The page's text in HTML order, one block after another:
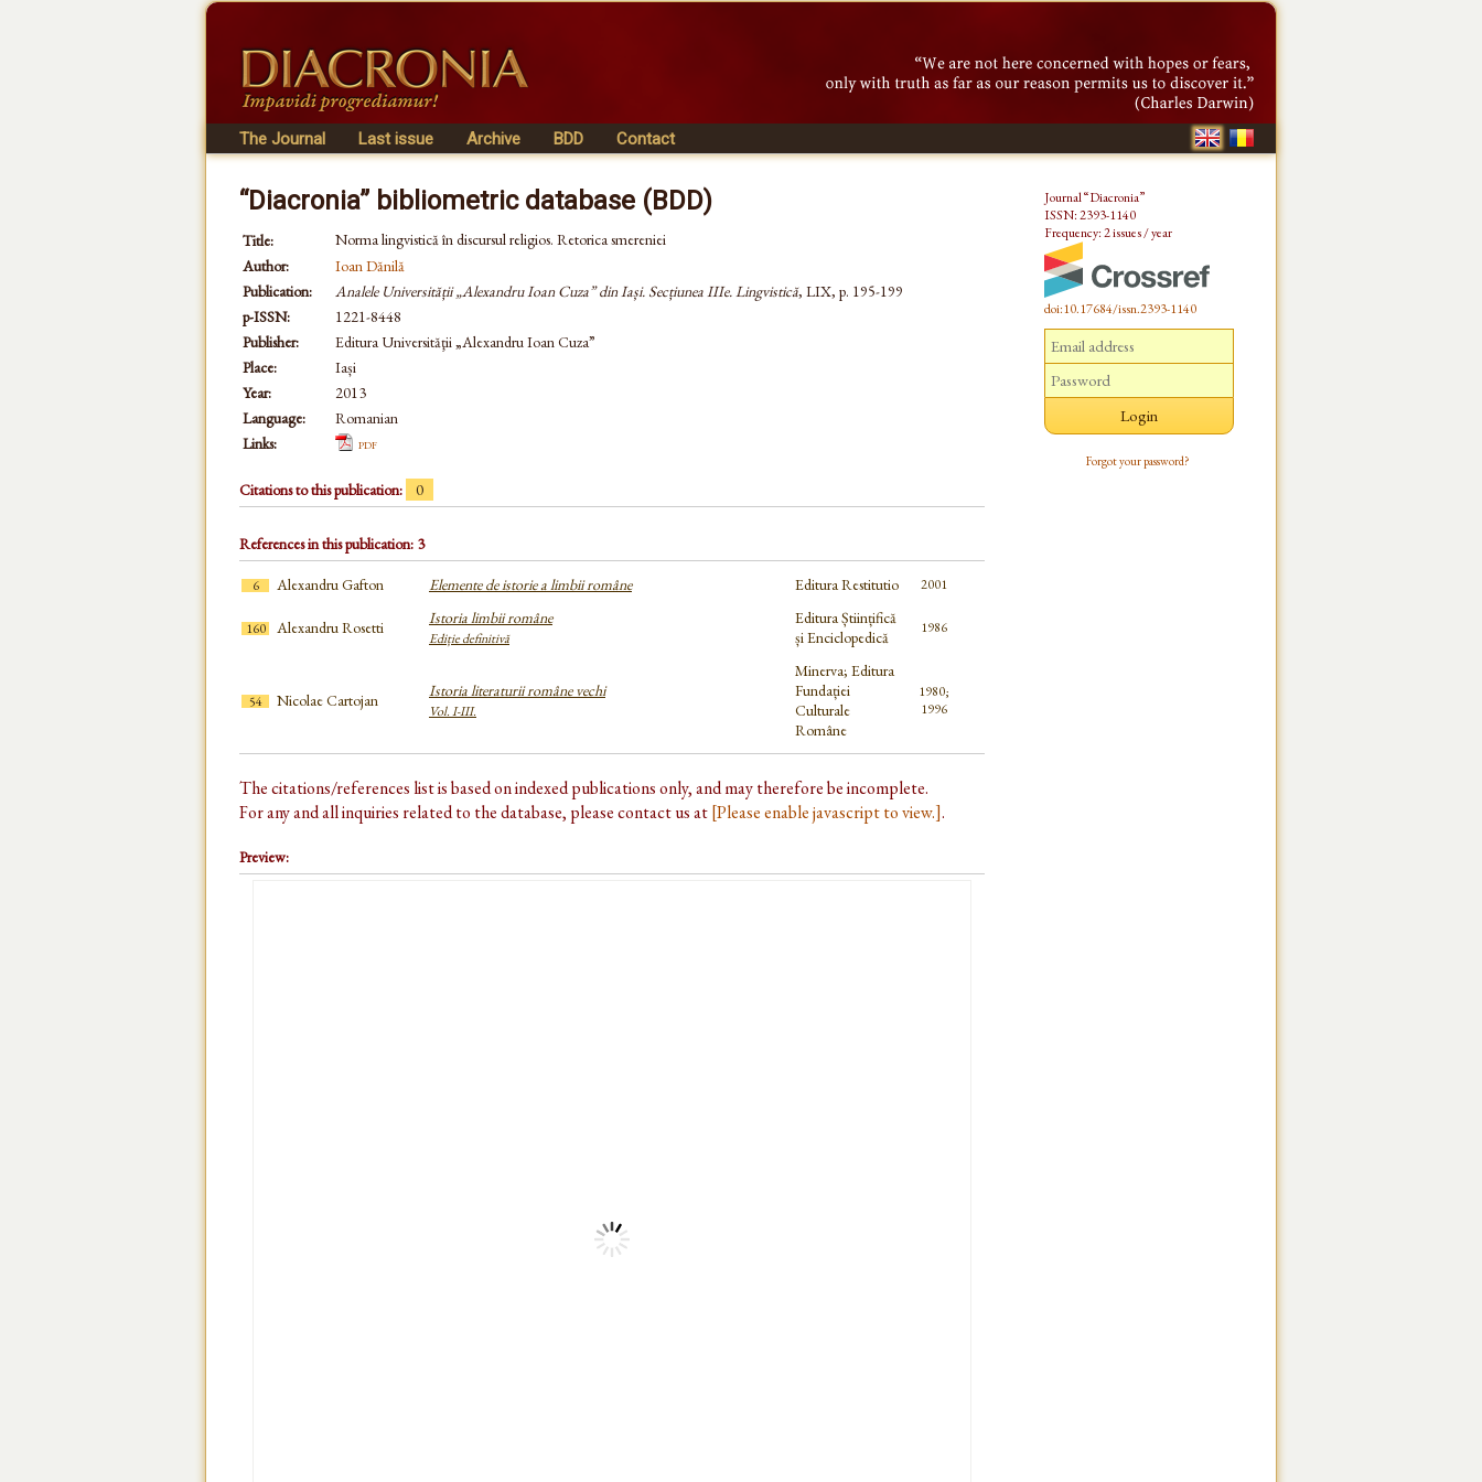
The Journal Last issue Archive BDD Contact
“Diacronia” bibliometric database (BDD)
Title:
Norma lingvistică în discursul religios. Retorica smereniei
Author:
Ioan Dănilă
Publication:
Analele Universității „Alexandru Ioan Cuza” din Iași. Secțiunea IIIe. Lingvistică, LIX, p. 195-199
p-ISSN:
1221-8448
Publisher:
Editura Universităţii „Alexandru Ioan Cuza”
Place:
Iași
Year:
2013
Language:
Romanian
Links:
pdf
Citations to this publication: 0
References in this publication: 3
6 Alexandru Gafton Elemente de istorie a limbii române Editura Restitutio 2001
160 Alexandru Rosetti Istoria limbii române
Ediție definitivă
Editura Științifică
și Enciclopedică
1986
54 Nicolae Cartojan Istoria literaturii române vechi
Vol. I-III.
Minerva; Editura
Fundației
Culturale
Române
1980;
1996
The citations/references list is based on indexed publications only, and may therefore be incomplete.
For any and all inquiries related to the database, please contact us at[Please enable javascript to view.].
Preview:
Journal “Diacronia”
ISSN: 2393-1140
Frequency: 2 issues / year
doi:10.17684/issn.2393-1140
Forgot your password?